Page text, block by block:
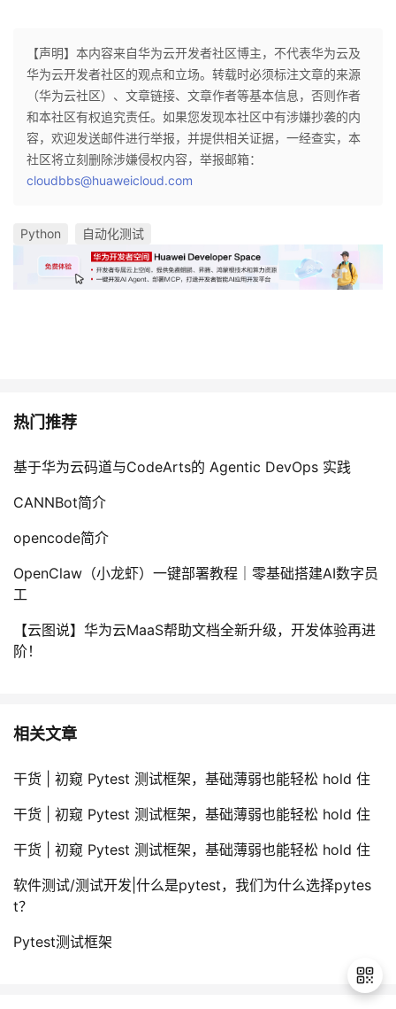
【声明】本内容来自华为云开发者社区博主，不代表华为云及
华为云开发者社区的观点和立场。转载时必须标注文章的来源
（华为云社区）、文章链接、文章作者等基本信息，否则作者
和本社区有权追究责任。如果您发现本社区中有涉嫌抄袭的内
容，欢迎发送邮件进行举报，并提供相关证据，一经查实，本
社区将立刻删除涉嫌侵权内容，举报邮箱：
cloudbbs@huaweicloud.com
Python 自动化测试
热门推荐
基于华为云码道与CodeArts的 Agentic DevOps 实践
CANNBot简介
opencode简介
OpenClaw（小龙虾）一键部署教程｜零基础搭建AI数字员
工
【云图说】华为云MaaS帮助文档全新升级，开发体验再进
阶！
相关文章
干货 | 初窥 Pytest 测试框架，基础薄弱也能轻松 hold 住
干货 | 初窥 Pytest 测试框架，基础薄弱也能轻松 hold 住
干货 | 初窥 Pytest 测试框架，基础薄弱也能轻松 hold 住
软件测试/测试开发|什么是pytest，我们为什么选择pytes
t？
Pytest测试框架